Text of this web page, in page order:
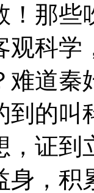
！那些
观科学
难道秦
到的
，证到
身，积